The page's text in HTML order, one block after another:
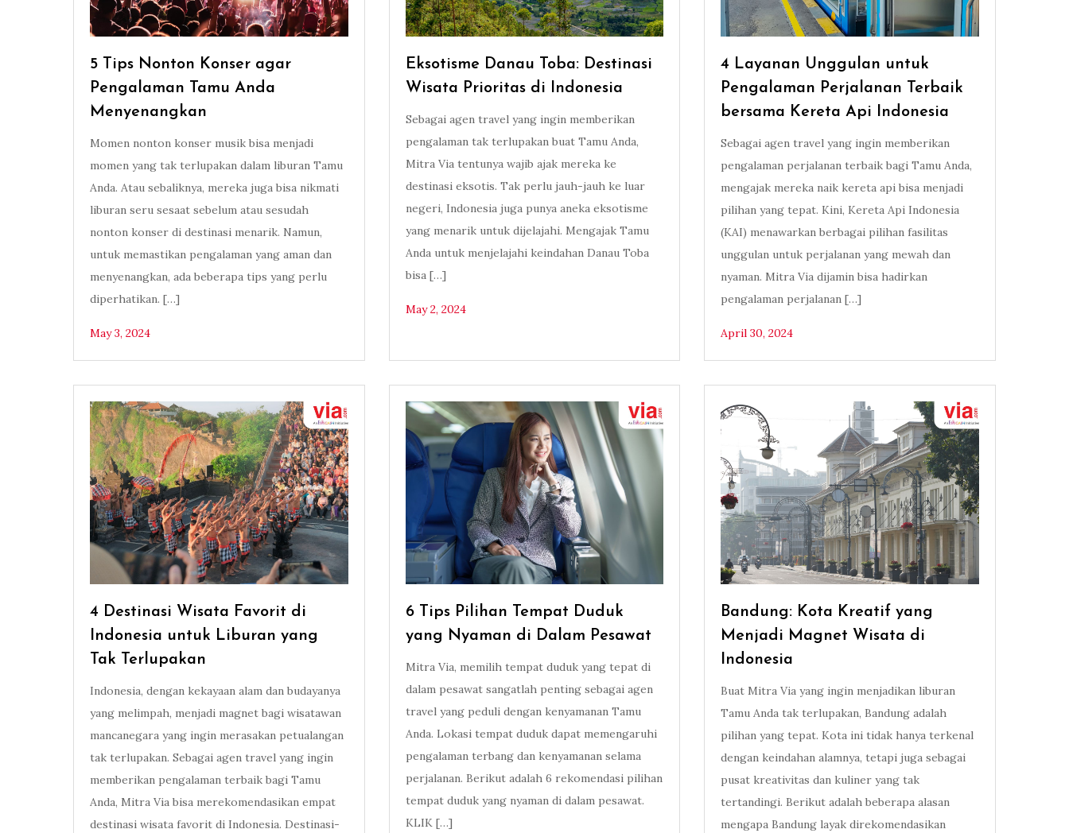
5 Tips Nonton Konser agar
Pengalaman Tamu Anda
Menyenangkan
Momen nonton konser musik bisa menjadi
momen yang tak terlupakan dalam liburan Tamu
Anda. Atau sebaliknya, mereka juga bisa nikmati
liburan seru sesaat sebelum atau sesudah
nonton konser di destinasi menarik. Namun,
untuk memastikan pengalaman yang aman dan
menyenangkan, ada beberapa tips yang perlu
diperhatikan. […]
May 3, 2024
Eksotisme Danau Toba: Destinasi
Wisata Prioritas di Indonesia
Sebagai agen travel yang ingin memberikan
pengalaman tak terlupakan buat Tamu Anda,
Mitra Via tentunya wajib ajak mereka ke
destinasi eksotis. Tak perlu jauh-jauh ke luar
negeri, Indonesia juga punya aneka eksotisme
yang menarik untuk dijelajahi. Mengajak Tamu
Anda untuk menjelajahi keindahan Danau Toba
bisa […]
May 2, 2024
4 Layanan Unggulan untuk
Pengalaman Perjalanan Terbaik
bersama Kereta Api Indonesia
Sebagai agen travel yang ingin memberikan
pengalaman perjalanan terbaik bagi Tamu Anda,
mengajak mereka naik kereta api bisa menjadi
pilihan yang tepat. Kini, Kereta Api Indonesia
(KAI) menawarkan berbagai pilihan fasilitas
unggulan untuk perjalanan yang mewah dan
nyaman. Mitra Via dijamin bisa hadirkan
pengalaman perjalanan […]
April 30, 2024
4 Destinasi Wisata Favorit di
Indonesia untuk Liburan yang
Tak Terlupakan
Indonesia, dengan kekayaan alam dan budayanya
yang melimpah, menjadi magnet bagi wisatawan
mancanegara yang ingin merasakan petualangan
tak terlupakan. Sebagai agen travel yang ingin
memberikan pengalaman terbaik bagi Tamu
Anda, Mitra Via bisa merekomendasikan empat
destinasi wisata favorit di Indonesia. Destinasi-
6 Tips Pilihan Tempat Duduk
yang Nyaman di Dalam Pesawat
Mitra Via, memilih tempat duduk yang tepat di
dalam pesawat sangatlah penting sebagai agen
travel yang peduli dengan kenyamanan Tamu
Anda. Lokasi tempat duduk dapat memengaruhi
pengalaman terbang dan kenyamanan selama
perjalanan. Berikut adalah 6 rekomendasi pilihan
tempat duduk yang nyaman di dalam pesawat.
KLIK […]
Bandung: Kota Kreatif yang
Menjadi Magnet Wisata di
Indonesia
Buat Mitra Via yang ingin menjadikan liburan
Tamu Anda tak terlupakan, Bandung adalah
pilihan yang tepat. Kota ini tidak hanya terkenal
dengan keindahan alamnya, tetapi juga sebagai
pusat kreativitas dan kuliner yang tak
tertandingi. Berikut adalah beberapa alasan
mengapa Bandung layak direkomendasikan